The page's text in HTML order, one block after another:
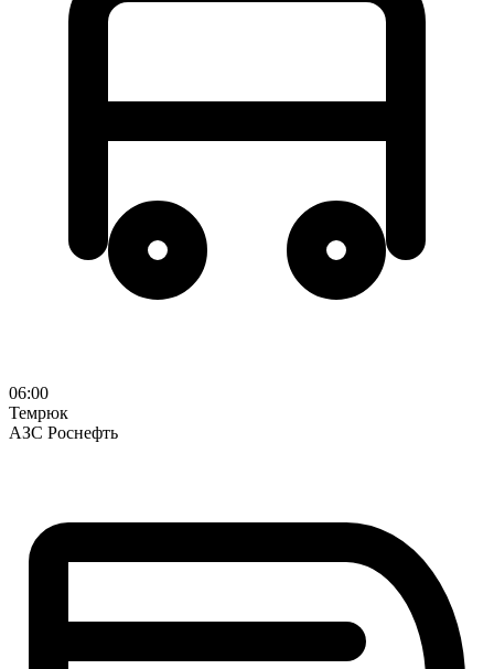
06:00
Темрюк
АЗС Роснефть